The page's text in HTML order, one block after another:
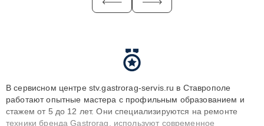
В сервисном центре stv.gastrorag-servis.ru в Ставрополе
работают опытные мастера с профильным образованием и
стажем от 5 до 12 лет. Они специализируются на ремонте
техники бренда Gastrorag, используют современное